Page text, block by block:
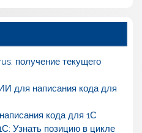
получение текущего
для написания кода для
кода для 1С
Узнать позицию в цикле